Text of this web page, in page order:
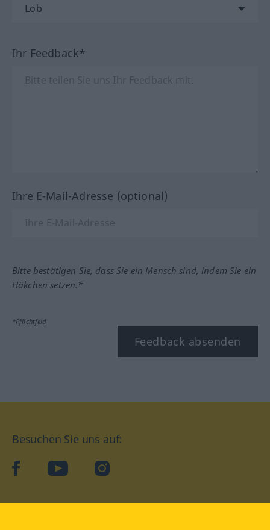
Ihr Feedback*
Ihre E-Mail-Adresse (optional)
Bitte bestätigen Sie, dass Sie ein Mensch sind, indem Sie ein
Häkchen setzen.*
*Pflichtfeld
Feedback absenden
Besuchen Sie uns auf:
facebookYouTube Instagram